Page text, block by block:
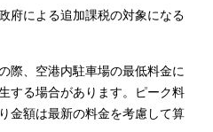
府による追加課税の対象になる
際、空港内駐車場の最低料金に
する場合があります。ピーク料
金額は最新の料金を考慮して算